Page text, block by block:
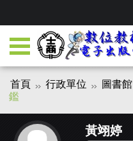
首頁 行政單位 圖書館
鑑
黃翊婷